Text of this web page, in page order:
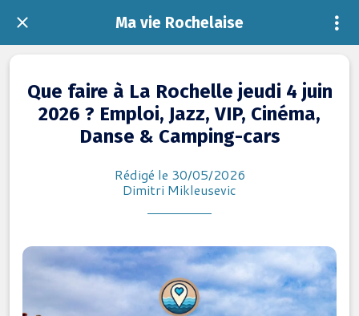
Ma vie Rochelaise
Que faire à La Rochelle jeudi 4 juin
2026 ? Emploi, Jazz, VIP, Cinéma,
Danse & Camping-cars
Rédigé le 30/05/2026
Dimitri Mikleusevic